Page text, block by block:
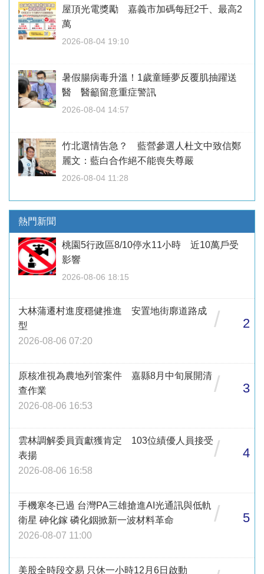
屋頂光電獎勵 嘉義市加碼每瓩2千、最高2
萬
2026-08-04 19:10
暑假腸病毒升溫！1歲童睡夢反覆肌抽躍送
醫 醫籲留意重症警訊
2026-08-04 14:57
竹北選情告急？ 藍營參選人杜文中致信鄭
麗文：藍白合作絕不能喪失尊嚴
2026-08-04 11:28
熱門新聞
桃園5行政區8/10停水11小時 近10萬戶受
影響
2026-08-06 18:15
大林蒲遷村進度穩健推進 安置地街廓道路成
型
2026-08-06 07:20
/ 2
原核准視為農地列管案件 嘉縣8月中旬展開清
查作業
2026-08-06 16:53
/ 3
雲林調解委員貢獻獲肯定 103位績優人員接受
表揚
2026-08-06 16:58
/ 4
手機寒冬已過 台灣PA三雄搶進AI光通訊與低軌
衛星 砷化鎵 磷化銦掀新一波材料革命
2026-08-07 11:00
/ 5
美股全時段交易 只休一小時12月6日啟動